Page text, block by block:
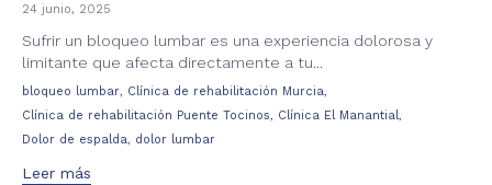
24 junio, 2025
Sufrir un bloqueo lumbar es una experiencia dolorosa y
limitante que afecta directamente a tu...
Tags
bloqueo lumbar, Clínica de rehabilitación Murcia,
Clínica de rehabilitación Puente Tocinos, Clínica El Manantial,
Dolor de espalda, dolor lumbar
Leer más